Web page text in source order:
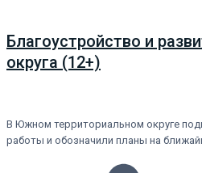
Благоустройство и
округа (12+)
В Южном территориальном округе
работы и обозначили планы на